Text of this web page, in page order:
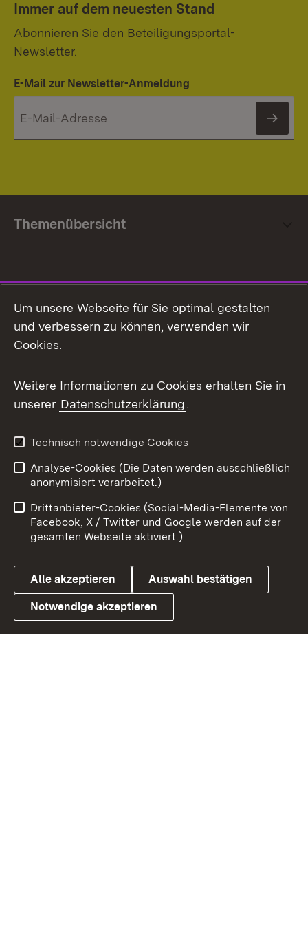
Immer auf dem neuesten Stand
Abonnieren Sie den Beteiligungsportal-
Newsletter.
E-Mail zur Newsletter-Anmeldung
Themenübersicht
Facebook
X / Twitter
Youtube
Link zum Landesportal
Impressum
Kontakt
Barrierefreiheit
Datenschutz
Cookies
Um unsere Webseite für Sie optimal gestalten
und verbessern zu können, verwenden wir
Cookies.
Weitere Informationen zu Cookies erhalten Sie in
unserer Datenschutzerklärung.
Technisch notwendige Cookies
Analyse-Cookies (Die Daten werden ausschließlich
anonymisiert verarbeitet.)
Drittanbieter-Cookies (Social-Media-Elemente von
Facebook, X / Twitter und Google werden auf der
gesamten Webseite aktiviert.)
Alle akzeptieren Auswahl bestätigen
Notwendige akzeptieren